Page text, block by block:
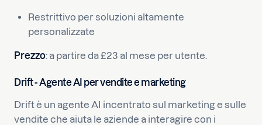
Restrittivo per soluzioni altamente
personalizzate
Prezzo: a partire da £23 al mese per utente.
Drift - Agente AI per vendite e marketing
Drift è un agente AI incentrato sul marketing e sulle
vendite che aiuta le aziende a interagire con i